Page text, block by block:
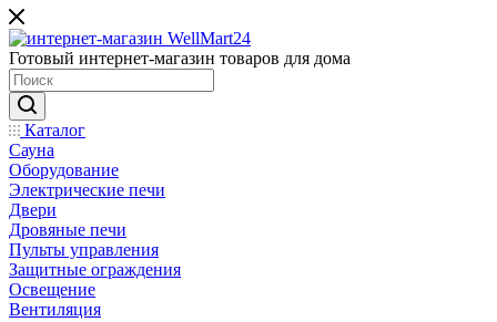
Готовый интернет-магазин товаров для дома
Каталог
Сауна
Оборудование
Электрические печи
Двери
Дровяные печи
Пульты управления
Защитные ограждения
Освещение
Вентиляция